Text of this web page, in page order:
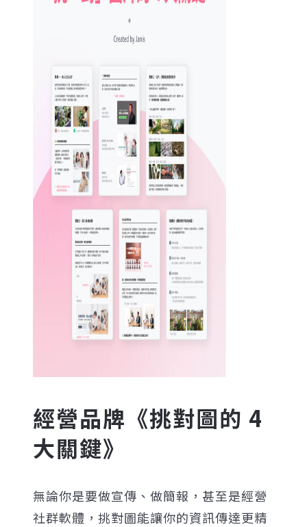
經營品牌《挑對圖的 4
大關鍵》
無論你是要做宣傳、做簡報，甚至是經營
社群軟體，挑對圖能讓你的資訊傳達更精